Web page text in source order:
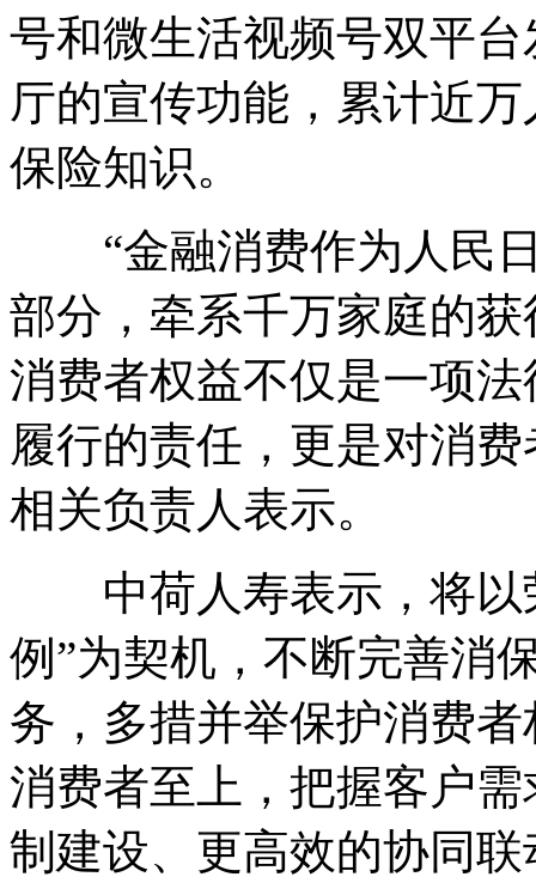
号和微生活视频号双平
厅的宣传功能，累计近
保险知识。
“金融消费作为人民日
部分，牵系千万家庭的
消费者权益不仅是一项
履行的责任，更是对消
相关负责人表示。
中荷人寿表示，将以
例”为契机，不断完善消
务，多措并举保护消费
消费者至上，把握客户
制建设、更高效的协同